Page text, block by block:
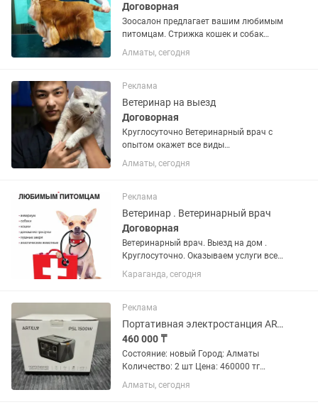
Договорная
Зоосалон предлагает вашим любимым
питомцам. Стрижка кошек и собак
Экспресс линька Груминг Тримминг
Помыть , ушки почистить, когти
Забота и любовь к каждому...
Алматы, сегодня
Реклама
Ветеринар на выезд
Договорная
Круглосуточно Ветеринарный врач с
опытом окажет все виды
ветеринарных услуг: - Выезд врача на
дом; - вакцинация; - оформление
выезд) ; - оперативная хирургия; -...
Алматы, сегодня
Реклама
Ветеринар . Ветеринарный врач
Договорная
Ветеринарный врач. Выезд на дом .
Круглосуточно. Оказываем услуги всем
видам животных . КРС , МРС , Собаки ,
кошки , рыбки , птички . В любой район
Патологоанатомические...
Караганда, сегодня
Реклама
Портативная электростанция ARTELV PSL 1500W
460 000 ₸
Состояние: новый Город: Алматы
Количество: 2 шт Цена: 460000 тг
(торг) Характеристики: Мощность:
1500W Ёмкость: 1280Wh Аккумулятор:
Алматы, сегодня